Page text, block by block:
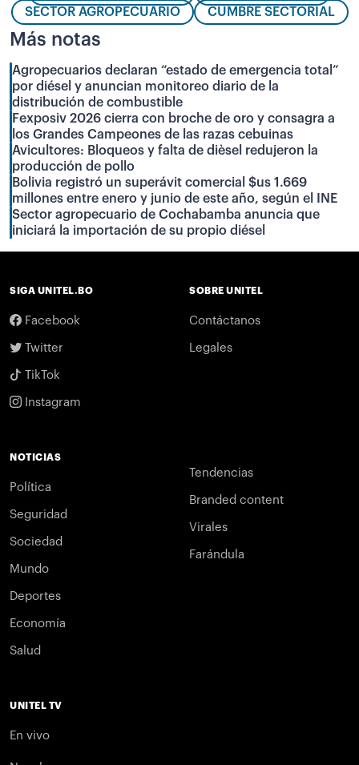
SECTOR AGROPECUARIO
CUMBRE SECTORIAL
Más notas
Agropecuarios declaran “estado de emergencia total”
por diésel y anuncian monitoreo diario de la
distribución de combustible
Fexposiv 2026 cierra con broche de oro y consagra a
los Grandes Campeones de las razas cebuinas
Avicultores: Bloqueos y falta de dièsel redujeron la
producción de pollo
Bolivia registró un superávit comercial $us 1.669
millones entre enero y junio de este año, según el INE
Sector agropecuario de Cochabamba anuncia que
iniciará la importación de su propio diésel
SIGA UNITEL.BO
Facebook
Twitter
TikTok
Instagram
SOBRE UNITEL
Contáctanos
Legales
NOTICIAS
Política
Seguridad
Sociedad
Mundo
Deportes
Economía
Salud
Tendencias
Branded content
Virales
Farándula
UNITEL TV
En vivo